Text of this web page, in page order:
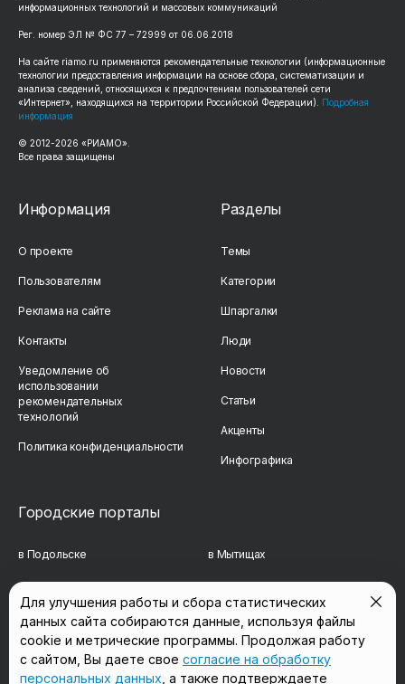
информационных технологий и массовых коммуникаций
Рег. номер ЭЛ № ФС 77 – 72999 от 06.06.2018
На сайте riamo.ru применяются рекомендательные технологии (информационные
технологии предоставления информации на основе сбора, систематизации и
анализа сведений, относящихся к предпочтениям пользователей сети
«Интернет», находящихся на территории Российской Федерации). Подробная
информация
© 2012-2026 «РИАМО».
Все права защищены
Информация
О проекте
Пользователям
Реклама на сайте
Контакты
Уведомление об
использовании
рекомендательных
технологий
Политика конфиденциальности
Разделы
Темы
Категории
Шпаргалки
Люди
Новости
Статьи
Акценты
Инфографика
Городские порталы
в Подольске в Мытищах
в Сергиевом Посаде в Люберцах
в Красногорске в Королёве
Для улучшения работы и сбора статистических
данных сайта собираются данные, используя файлы
cookie и метрические программы. Продолжая работу
с сайтом, Вы даете свое согласие на обработку
персональных данных , а также подтверждаете